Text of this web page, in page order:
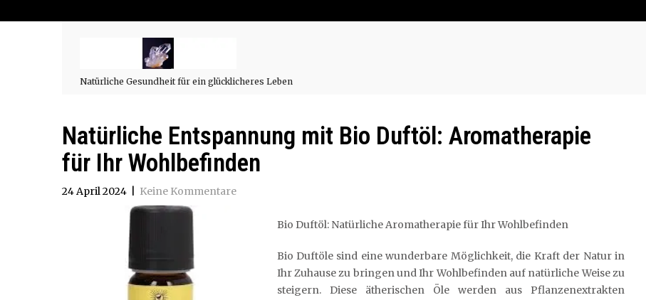
Natürliche Gesundheit für ein glücklicheres Leben
Natürliche Entspannung mit Bio Duftöl: Aromatherapie
für Ihr Wohlbefinden
24 April 2024 Keine Kommentare
Bio Duftöl: Natürliche Aromatherapie für Ihr Wohlbefinden
Bio Duftöle sind eine wunderbare Möglichkeit, die Kraft der Natur in
Ihr Zuhause zu bringen und Ihr Wohlbefinden auf natürliche Weise zu
steigern. Diese ätherischen Öle werden aus Pflanzenextrakten